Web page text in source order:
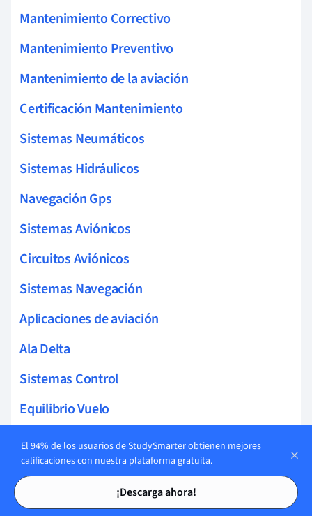
Tarjetas de estudio
Tarjetas de estudio
Mantenimiento Correctivo
Mantenimiento Preventivo
Mantenimiento de la aviación
Certificación Mantenimiento
Sistemas Neumáticos
Sistemas Hidráulicos
Navegación Gps
Sistemas Aviónicos
Circuitos Aviónicos
Sistemas Navegación
Aplicaciones de aviación
Ala Delta
Sistemas Control
Equilibrio Vuelo
Percepción Remota
Sistemas Radar
Gestión Mantenimiento
El 94% de los usuarios de StudySmarter obtienen mejores
calificaciones con nuestra plataforma gratuita.
¡Descarga ahora!